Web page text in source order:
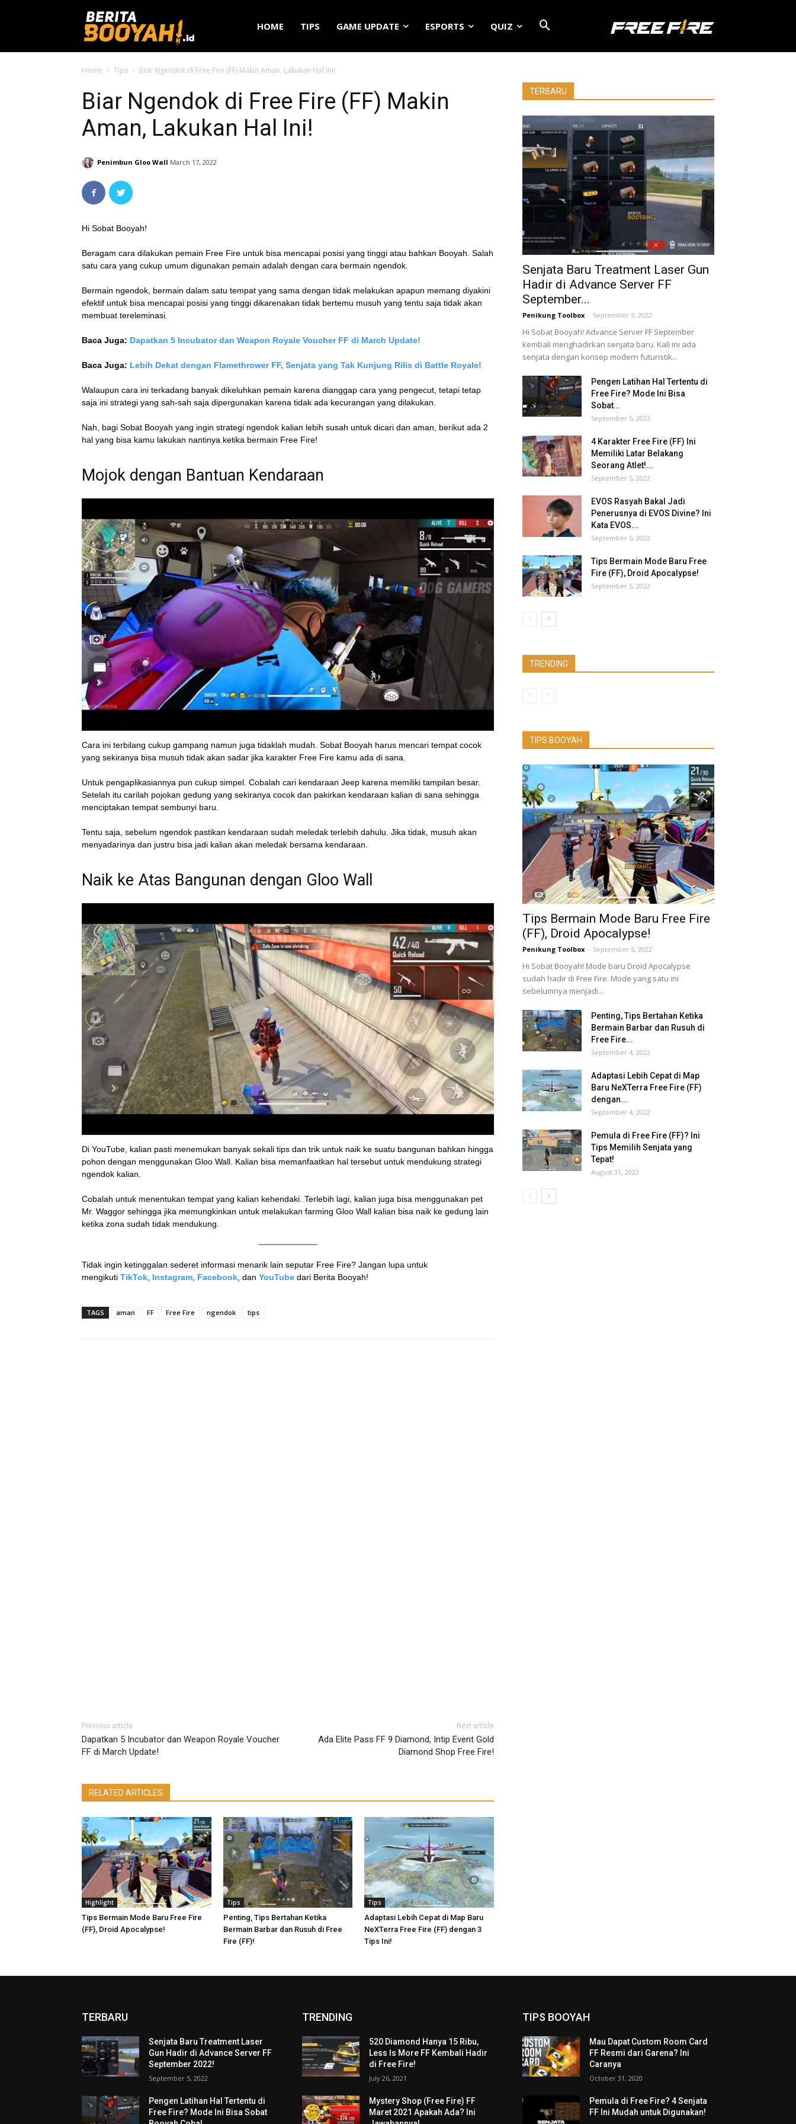
HOME TIPS GAME UPDATE ESPORTS QUIZ
Home Tips Biar Ngendok di Free Fire (FF) Makin Aman, Lakukan Hal Ini!
Biar Ngendok di Free Fire (FF) Makin
Aman, Lakukan Hal Ini!
Penimbun Gloo Wall March 17, 2022
Hi Sobat Booyah!
Beragam cara dilakukan pemain Free Fire untuk bisa mencapai posisi yang tinggi atau bahkan Booyah. Salah
satu cara yang cukup umum digunakan pemain adalah dengan cara bermain ngendok.
Bermain ngendok, bermain dalam satu tempat yang sama dengan tidak melakukan apapun memang diyakini
efektif untuk bisa mencapai posisi yang tinggi dikarenakan tidak bertemu musuh yang tentu saja tidak akan
membuat tereleminasi.
Baca Juga: Dapatkan 5 Incubator dan Weapon Royale Voucher FF di March Update!
Baca Juga: Lebih Dekat dengan Flamethrower FF, Senjata yang Tak Kunjung Rilis di Battle Royale!
Walaupun cara ini terkadang banyak dikeluhkan pemain karena dianggap cara yang pengecut, tetapi tetap
saja ini strategi yang sah-sah saja dipergunakan karena tidak ada kecurangan yang dilakukan.
Nah, bagi Sobat Booyah yang ingin strategi ngendok kalian lebih susah untuk dicari dan aman, berikut ada 2
hal yang bisa kamu lakukan nantinya ketika bermain Free Fire!
Mojok dengan Bantuan Kendaraan
Cara ini terbilang cukup gampang namun juga tidaklah mudah. Sobat Booyah harus mencari tempat cocok
yang sekiranya bisa musuh tidak akan sadar jika karakter Free Fire kamu ada di sana.
Untuk pengaplikasiannya pun cukup simpel. Cobalah cari kendaraan Jeep karena memiliki tampilan besar.
Setelah itu carilah pojokan gedung yang sekiranya cocok dan pakirkan kendaraan kalian di sana sehingga
menciptakan tempat sembunyi baru.
Tentu saja, sebelum ngendok pastikan kendaraan sudah meledak terlebih dahulu. Jika tidak, musuh akan
menyadarinya dan justru bisa jadi kalian akan meledak bersama kendaraan.
Naik ke Atas Bangunan dengan Gloo Wall
Di YouTube, kalian pasti menemukan banyak sekali tips dan trik untuk naik ke suatu bangunan bahkan hingga
pohon dengan menggunakan Gloo Wall. Kalian bisa memanfaatkan hal tersebut untuk mendukung strategi
ngendok kalian.
Cobalah untuk menentukan tempat yang kalian kehendaki. Terlebih lagi, kalian juga bisa menggunakan pet
Mr. Waggor sehingga jika memungkinkan untuk melakukan farming Gloo Wall kalian bisa naik ke gedung lain
ketika zona sudah tidak mendukung.
Tidak ingin ketinggalan sederet informasi menarik lain seputar Free Fire? Jangan lupa untuk
mengikuti TikTok, Instagram, Facebook, dan YouTube dari Berita Booyah!
TAGS aman FF Free Fire ngendok tips
Previous article
Dapatkan 5 Incubator dan Weapon Royale Voucher
FF di March Update!
Next article
Ada Elite Pass FF 9 Diamond, Intip Event Gold
Diamond Shop Free Fire!
RELATED ARTICLES
Highlight
Tips Bermain Mode Baru Free Fire
(FF), Droid Apocalypse!
Tips
Penting, Tips Bertahan Ketika
Bermain Barbar dan Rusuh di Free
Fire (FF)!
Tips
Adaptasi Lebih Cepat di Map Baru
NeXTerra Free Fire (FF) dengan 3
Tips Ini!
TERBARU
Senjata Baru Treatment Laser Gun
Hadir di Advance Server FF
September...
Penikung Toolbox - September 5, 2022
Hi Sobat Booyah! Advance Server FF September
kembali menghadirkan senjata baru. Kali ini ada
senjata dengan konsep modern futuristik...
Pengen Latihan Hal Tertentu di
Free Fire? Mode Ini Bisa
Sobat...
September 5, 2022
4 Karakter Free Fire (FF) Ini
Memiliki Latar Belakang
Seorang Atlet!...
September 5, 2022
EVOS Rasyah Bakal Jadi
Penerusnya di EVOS Divine? Ini
Kata EVOS...
September 5, 2022
Tips Bermain Mode Baru Free
Fire (FF), Droid Apocalypse!
September 5, 2022
TRENDING
TIPS BOOYAH
Tips Bermain Mode Baru Free Fire
(FF), Droid Apocalypse!
Penikung Toolbox - September 5, 2022
Hi Sobat Booyah! Mode baru Droid Apocalypse
sudah hadir di Free Fire. Mode yang satu ini
sebelumnya menjadi...
Penting, Tips Bertahan Ketika
Bermain Barbar dan Rusuh di
Free Fire...
September 4, 2022
Adaptasi Lebih Cepat di Map
Baru NeXTerra Free Fire (FF)
dengan...
September 4, 2022
Pemula di Free Fire (FF)? Ini
Tips Memilih Senjata yang
Tepat!
August 31, 2022
TERBARU
Senjata Baru Treatment Laser
Gun Hadir di Advance Server FF
September 2022!
September 5, 2022
Pengen Latihan Hal Tertentu di
Free Fire? Mode Ini Bisa Sobat
TRENDING
520 Diamond Hanya 15 Ribu,
Less Is More FF Kembali Hadir
di Free Fire!
July 26, 2021
Mystery Shop (Free Fire) FF
Maret 2021 Apakah Ada? Ini
TIPS BOOYAH
Mau Dapat Custom Room Card
FF Resmi dari Garena? Ini
Caranya
October 31, 2020
Pemula di Free Fire? 4 Senjata
FF Ini Mudah untuk Digunakan!